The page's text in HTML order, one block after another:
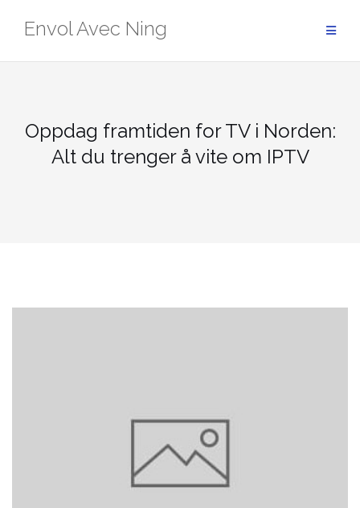
Envol Avec Ning
Oppdag framtiden for TV i Norden:
Alt du trenger å vite om IPTV